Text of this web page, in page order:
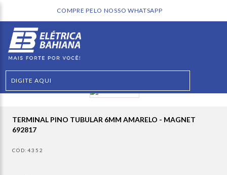
COMPRE PELO NOSSO WHATSAPP
TERMINAL PINO TUBULAR 6MM AMARELO - MAGNET
692817
4352